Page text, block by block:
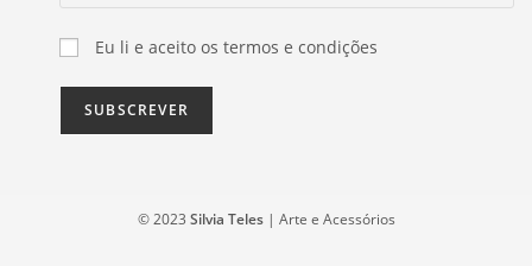
Eu li e aceito os termos e condições
© 2023 Silvia Teles| Arte e Acessórios